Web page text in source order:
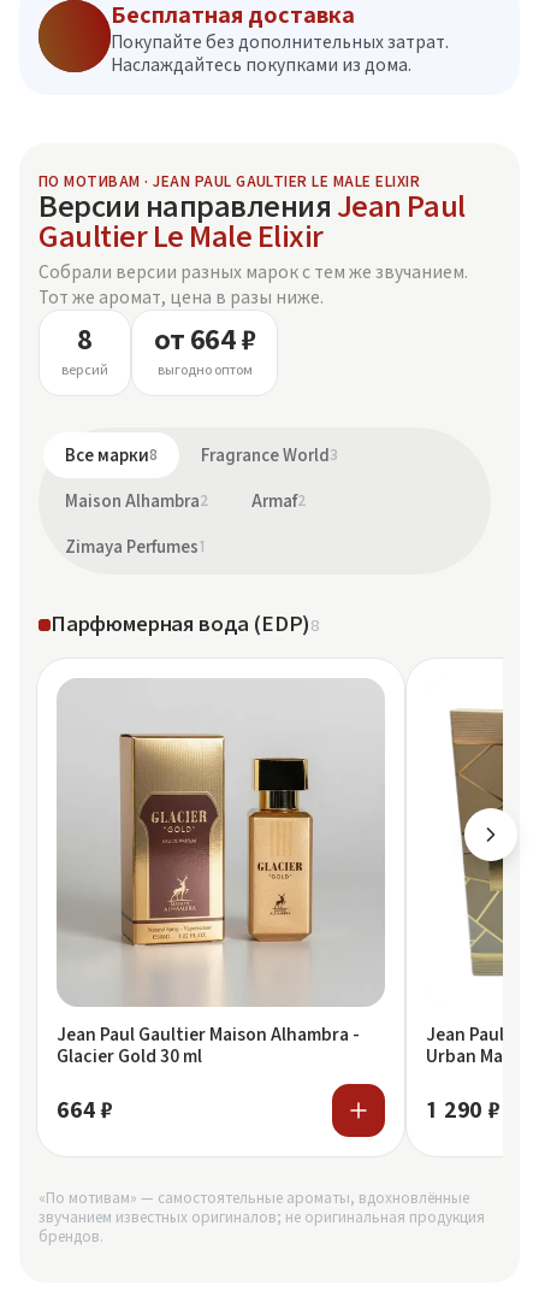
Бесплатная доставка
Покупайте без дополнительных затрат.
Наслаждайтесь покупками из дома.
ПО МОТИВАМ · JEAN PAUL GAULTIER LE MALE ELIXIR
Версии направления Jean Paul
Gaultier Le Male Elixir
Собрали версии разных марок с тем же звучанием.
Тот же аромат, цена в разы ниже.
8
версий
от 664 ₽
выгодно оптом
Все марки8 Fragrance World 3
Maison Alhambra2 Armaf2
Zimaya Perfumes1
Парфюмерная вода (EDP)8
Jean Paul Gaultier Maison Alhambra -
Glacier Gold 30 ml
664 ₽
Jean Paul
Urban Man
1 290 ₽
«По мотивам» — самостоятельные ароматы, вдохновлённые
звучанием известных оригиналов; не оригинальная продукция
брендов.